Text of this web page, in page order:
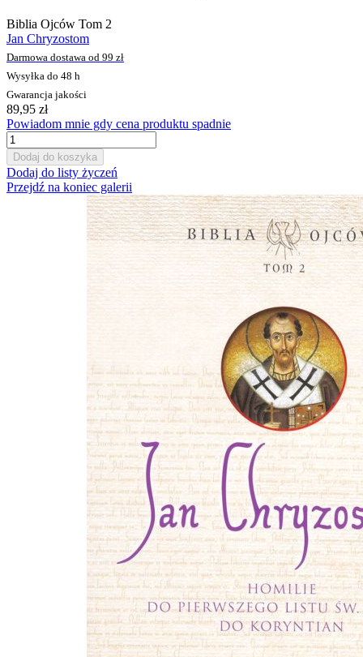
Biblia Ojców Tom 2
Jan Chryzostom
Darmowa dostawa od 99 zł
Wysyłka do 48 h
Gwarancja jakości
89,95 zł
Powiadom mnie gdy cena produktu spadnie
Dodaj do koszyka
Dodaj do listy życzeń
Przejdź na koniec galerii